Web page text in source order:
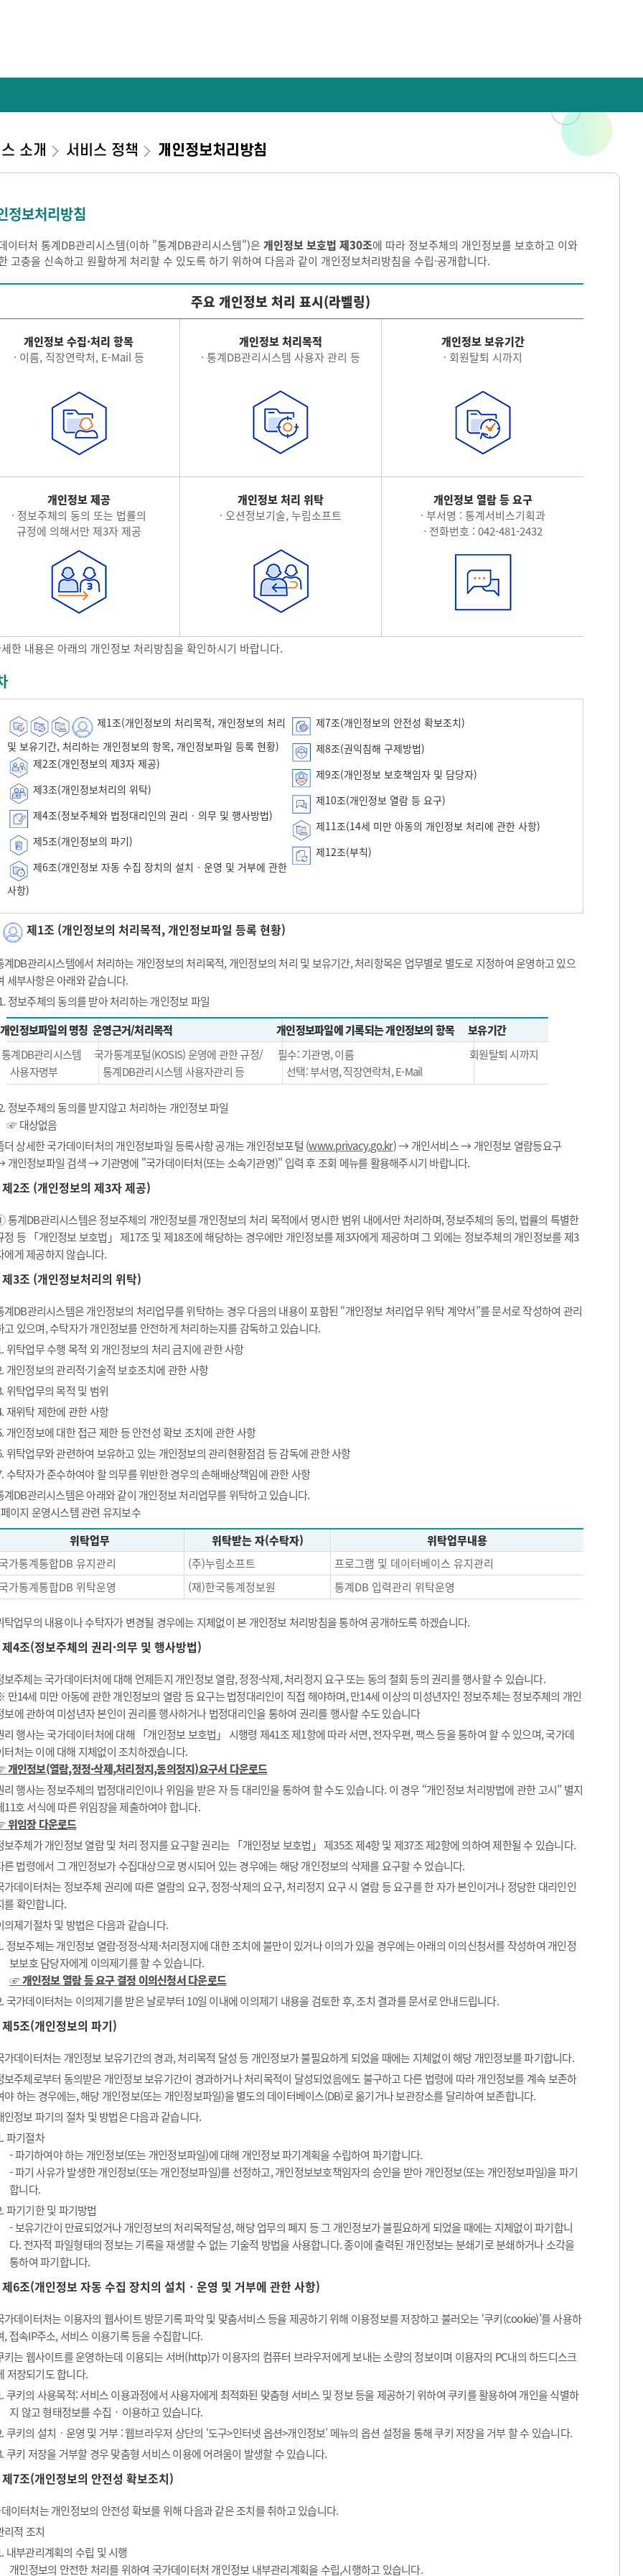
소개 서비스 정책 개인정보처리방침
정보처리방침
이터처 통계DB관리시스템(이하 "통계DB관리시스템")은 개인정보 보호법 제30조에 따라 정보주체의 개인정보를 보호하고 이와
고충을 신속하고 원활하게 처리할 수 있도록 하기 위하여 다음과 같이 개인정보처리방침을 수립·공개합니다.
주요 개인정보 처리 표시(라벨링)
개인정보 수집·처리 항목
· 이름, 직장연락처, E-Mail 등
개인정보 처리목적
· 통계DB관리시스템 사용자 관리 등
개인정보 보유기간
· 회원탈퇴 시까지
개인정보 제공
· 정보주체의 동의 또는 법률의
규정에 의해서만 제3자 제공
개인정보 처리 위탁
· 오션정보기술, 누림소프트
개인정보 열람 등 요구
· 부서명 : 통계서비스기획과
· 전화번호 : 042-481-2432
한 내용은 아래의 개인정보 처리방침을 확인하시기 바랍니다.
제1조(개인정보의 처리목적, 개인정보의 처리
및 보유기간, 처리하는 개인정보의 항목, 개인정보파일 등록 현황)
제2조(개인정보의 제3자 제공)
제3조(개인정보처리의 위탁)
제4조(정보주체와 법정대리인의 권리‧의무 및 행사방법)
제5조(개인정보의 파기)
제6조(개인정보 자동 수집 장치의 설치‧운영 및 거부에 관한
사항)
제7조(개인정보의 안전성 확보조치)
제8조(권익침해 구제방법)
제9조(개인정보 보호책임자 및 담당자)
제10조(개인정보 열람 등 요구)
제11조(14세 미만 아동의 개인정보 처리에 관한 사항)
제12조(부칙)
제1조 (개인정보의 처리목적, 개인정보파일 등록 현황)
DB관리시스템에서 처리하는 개인정보의 처리목적, 개인정보의 처리 및 보유기간, 처리항목은 업무별로 별도로 지정하여 운영하고 있으
세부사항은 아래와 같습니다.
정보주체의 동의를 받아 처리하는 개인정보 파일
개인정보파일의 명칭 운영근거/처리목적 개인정보파일에 기록되는 개인정보의 항목
보유기간
통계DB관리시스템
사용자명부
국가통계포털(KOSIS) 운영에 관한 규정/
통계DB관리시스템 사용자관리 등
필수: 기관명, 이름
선택: 부서명, 직장연락처, E-Mail
회원탈퇴 시까지
정보주체의 동의를 받지않고 처리하는 개인정보 파일
☞ 대상없음
상세한 국가데이터처의 개인정보파일 등록사항 공개는 개인정보포털 (www.privacy.go.kr) → 개인서비스 → 개인정보 열람등요구
개인정보파일 검색 → 기관명에 "국가데이터처(또는 소속기관명)" 입력 후 조회 메뉴를 활용해주시기 바랍니다.
제2조 (개인정보의 제3자 제공)
통계DB관리시스템은 정보주체의 개인정보를 개인정보의 처리 목적에서 명시한 범위 내에서만 처리하며, 정보주체의 동의, 법률의 특별한
정 등 「개인정보 보호법」 제17조 및 제18조에 해당하는 경우에만 개인정보를 제3자에게 제공하며 그 외에는 정보주체의 개인정보를 제3
에게 제공하지 않습니다.
제3조 (개인정보처리의 위탁)
DB관리시스템은 개인정보의 처리업무를 위탁하는 경우 다음의 내용이 포함된 “개인정보 처리업무 위탁 계약서”를 문서로 작성하여 관리
고 있으며, 수탁자가 개인정보를 안전하게 처리하는지를 감독하고 있습니다.
위탁업무 수행 목적 외 개인정보의 처리 금지에 관한 사항
개인정보의 관리적·기술적 보호조치에 관한 사항
위탁업무의 목적 및 범위
재위탁 제한에 관한 사항
개인정보에 대한 접근 제한 등 안전성 확보 조치에 관한 사항
위탁업무와 관련하여 보유하고 있는 개인정보의 관리현황점검 등 감독에 관한 사항
수탁자가 준수하여야 할 의무를 위반한 경우의 손해배상책임에 관한 사항
DB관리시스템은 아래와 같이 개인정보 처리업무를 위탁하고 있습니다.
이지 운영시스템 관련 유지보수
위탁업무
위탁받는 자(수탁자)
위탁업무내용
가통계통합DB 유지관리
(주)누림소프트
프로그램 및 데이터베이스 유지관리
가통계통합DB 위탁운영
(재)한국통계정보원 통계DB 입력관리 위탁운영
업무의 내용이나 수탁자가 변경될 경우에는 지체없이 본 개인정보 처리방침을 통하여 공개하도록 하겠습니다.
제4조(정보주체의 권리·의무 및 행사방법)
주체는 국가데이터처에 대해 언제든지 개인정보 열람, 정정·삭제, 처리정지 요구 또는 동의 철회 등의 권리를 행사할 수 있습니다.
만14세 미만 아동에 관한 개인정보의 열람 등 요구는 법정대리인이 직접 해야하며, 만14세 이상의 미성년자인 정보주체는 정보주체의 개인
보에 관하여 미성년자 본인이 권리를 행사하거나 법정대리인을 통하여 권리를 행사할 수도 있습니다
행사는 국가데이터처에 대해 「개인정보 보호법」 시행령 제41조 제1항에 따라 서면, 전자우편, 팩스 등을 통하여 할 수 있으며, 국가데
터처는 이에 대해 지체없이 조치하겠습니다.
개인정보(열람,정정·삭제,처리정지,동의정지)요구서 다운로드
행사는 정보주체의 법정대리인이나 위임을 받은 자 등 대리인을 통하여 할 수도 있습니다. 이 경우 “개인정보 처리방법에 관한 고시” 별지
11호 서식에 따른 위임장을 제출하여야 합니다.
위임장 다운로드
주체가 개인정보 열람 및 처리 정지를 요구할 권리는 「개인정보 보호법」 제35조 제4항 및 제37조 제2항에 의하여 제한될 수 있습니다.
법령에서 그 개인정보가 수집대상으로 명시되어 있는 경우에는 해당 개인정보의 삭제를 요구할 수 었습니다.
데이터처는 정보주체 권리에 따른 열람의 요구, 정정·삭제의 요구, 처리정지 요구 시 열람 등 요구를 한 자가 본인이거나 정당한 대리인인
를 확인합니다.
제기절차 및 방법은 다음과 같습니다.
정보주체는 개인정보 열람·정정·삭제·처리정지에 대한 조치에 불만이 있거나 이의가 있을 경우에는 아래의 이의신청서를 작성하여 개인정
보보호 담당자에게 이의제기를 할 수 있습니다.
☞ 개인정보 열람 등 요구 결정 이의신청서 다운로드
국가데이터처는 이의제기를 받은 날로부터 10일 이내에 이의제기 내용을 검토한 후, 조치 결과를 문서로 안내드립니다.
제5조(개인정보의 파기)
데이터처는 개인정보 보유기간의 경과, 처리목적 달성 등 개인정보가 불필요하게 되었을 때에는 지체없이 해당 개인정보를 파기합니다.
주체로부터 동의받은 개인정보 보유기간이 경과하거나 처리목적이 달성되었음에도 불구하고 다른 법령에 따라 개인정보를 계속 보존하
야 하는 경우에는, 해당 개인정보(또는 개인정보파일)을 별도의 데이터베이스(DB)로 옮기거나 보관장소를 달리하여 보존합니다.
정보 파기의 절차 및 방법은 다음과 같습니다.
파기절차
- 파기하여야 하는 개인정보(또는 개인정보파일)에 대해 개인정보 파기계획을 수립하여 파기합니다.
- 파기 사유가 발생한 개인정보(또는 개인정보파일)를 선정하고, 개인정보보호책임자의 승인을 받아 개인정보(또는 개인정보파일)을 파기
합니다.
파기기한 및 파기방법
- 보유기간이 만료되었거나 개인정보의 처리목적달성, 해당 업무의 폐지 등 그 개인정보가 불필요하게 되었을 때에는 지체없이 파기합니
다. 전자적 파일형태의 정보는 기록을 재생할 수 없는 기술적 방법을 사용합니다. 종이에 출력된 개인정보는 분쇄기로 분쇄하거나 소각을
통하여 파기합니다.
제6조(개인정보 자동 수집 장치의 설치ㆍ운영 및 거부에 관한 사항)
데이터처는 이용자의 웹사이트 방문기록 파악 및 맞춤서비스 등을 제공하기 위해 이용정보를 저장하고 불러오는 ‘쿠키(cookie)’를 사용하
, 접속IP주소, 서비스 이용기록 등을 수집합니다.
는 웹사이트를 운영하는데 이용되는 서버(http)가 이용자의 컴퓨터 브라우저에게 보내는 소량의 정보이며 이용자의 PC내의 하드디스크
저장되기도 합니다.
쿠키의 사용목적: 서비스 이용과정에서 사용자에게 최적화된 맞춤형 서비스 및 정보 등을 제공하기 위하여 쿠키를 활용하여 개인을 식별하
지 않고 형태정보를 수집‧이용하고 있습니다.
쿠키의 설치ㆍ운영 및 거부 : 웹브라우저 상단의 ‘도구>인터넷 옵션>개인정보’ 메뉴의 옵션 설정을 통해 쿠키 저장을 거부 할 수 있습니다.
쿠키 저장을 거부할 경우 맞춤형 서비스 이용에 어려움이 발생할 수 있습니다.
제7조(개인정보의 안전성 확보조치)
이터처는 개인정보의 안전성 확보를 위해 다음과 같은 조치를 취하고 있습니다.
적 조치
내부관리계획의 수립 및 시행
개인정보의 안전한 처리를 위하여 국가데이터처 개인정보 내부관리계획을 수립,시행하고 있습니다.